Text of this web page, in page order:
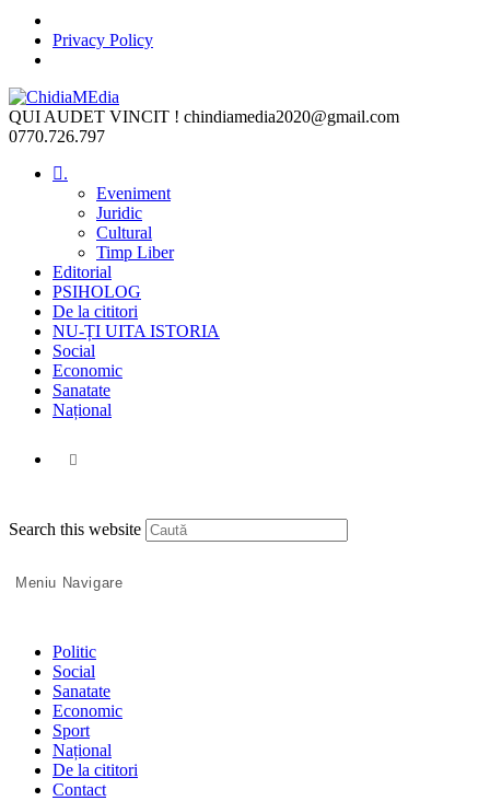
Privacy Policy
Skip
to
content
QUI AUDET VINCIT ! chindiamedia2020@gmail.com
0770.726.797
.
Eveniment
Juridic
Cultural
Timp Liber
Editorial
PSIHOLOG
De la cititori
NU-ȚI UITA ISTORIA
Social
Economic
Sanatate
Național
Toggle
website
Search this website
Escape
Meniu Navigare
Politic
Social
Sanatate
Economic
Sport
Național
De la cititori
Contact